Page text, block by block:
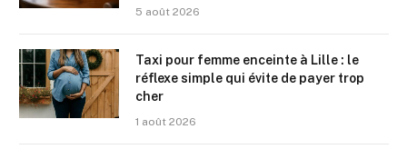
5 août 2026
Taxi pour femme enceinte à Lille : le
réflexe simple qui évite de payer trop
cher
1 août 2026